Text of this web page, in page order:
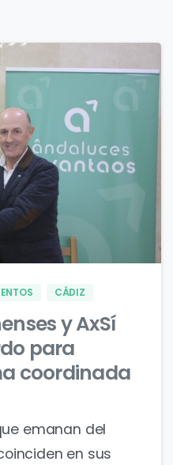
CÁDIZ
y AxSí
para
coordinada
emanan del
en sus